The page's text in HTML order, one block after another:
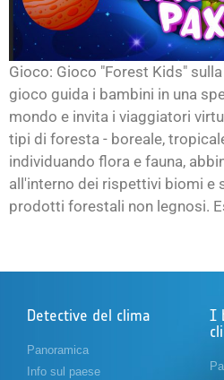
Gioco: Gioco "Forest Kids"
gioco guida i bambini in una
mondo e invita i viaggiatori
tipi di foresta - boreale,
individuando flora e fauna,
all'interno dei rispettivi biomi e
prodotti forestali non legnosi.
Detective del clima
Panoramica
Info sul paese
I